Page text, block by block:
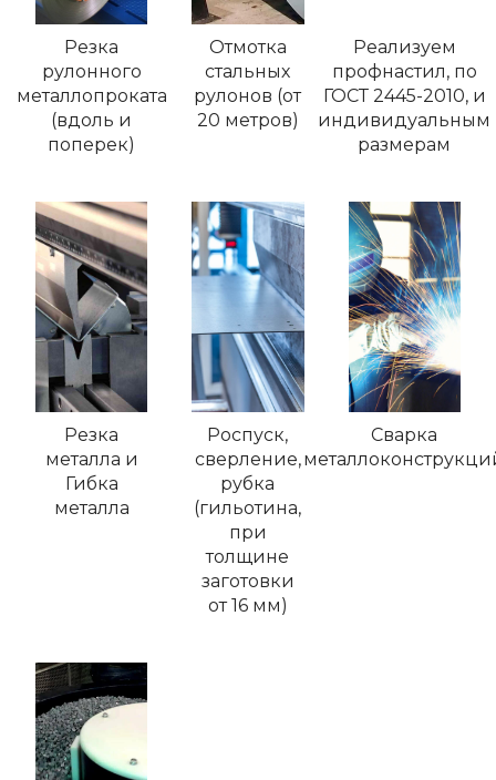
Резка
рулонного
металлопроката
(вдоль и
поперек)
Отмотка
стальных
рулонов (от
20 метров)
Реализуем
профнастил, по
ГОСТ 2445-2010, и
индивидуальным
размерам
Резка
металла и
Гибка
металла
Роспуск,
сверление,
рубка
(гильотина,
при
толщине
заготовки
от 16 мм)
Сварка